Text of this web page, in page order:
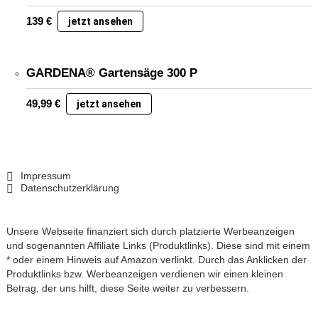
139 € jetzt ansehen
GARDENA® Gartensäge 300 P
49,99 € jetzt ansehen
Impressum
Datenschutzerklärung
Unsere Webseite finanziert sich durch platzierte Werbeanzeigen
und sogenannten Affiliate Links (Produktlinks). Diese sind mit einem
* oder einem Hinweis auf Amazon verlinkt. Durch das Anklicken der
Produktlinks bzw. Werbeanzeigen verdienen wir einen kleinen
Betrag, der uns hilft, diese Seite weiter zu verbessern.